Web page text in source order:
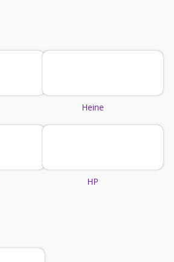
Heine
HP